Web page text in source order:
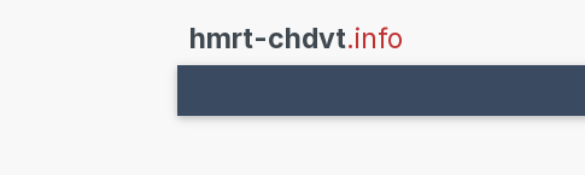
hmrt-chdvt.info